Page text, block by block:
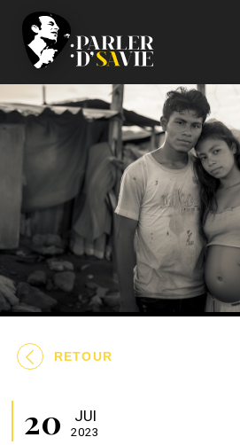
RETOUR
20 JUI
2023